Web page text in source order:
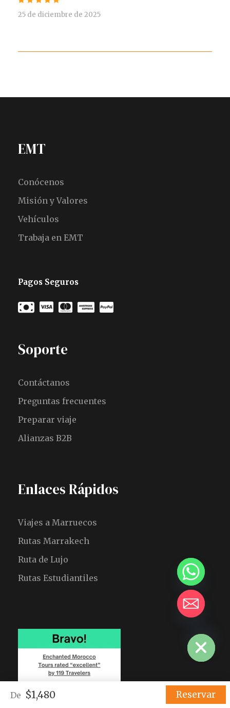
25 de diciembre de 2025
De $1,480 Reservar
EMT
Conócenos
Misión y Valores
Vehículos
Trabaja en EMT
Pagos Seguros
Soporte
Contáctanos
Preguntas frecuentes
Preparar viaje
Alianzas B2B
Enlaces Rápidos
Viajes a Marruecos
Rutas Marrakech
Ruta de Lujo
Rutas Estudiantiles